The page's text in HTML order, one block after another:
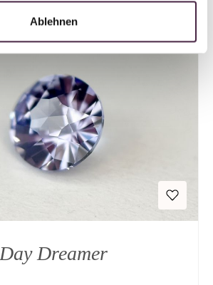
Ablehnen
Day Dreamer